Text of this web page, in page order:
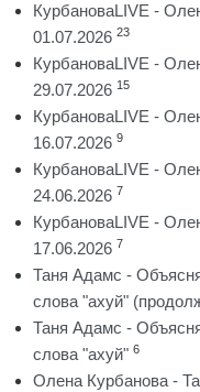
КурбановаLIVE -
01.07.2026 23
КурбановаLIVE -
29.07.2026 15
КурбановаLIVE -
16.07.2026 9
КурбановаLIVE -
24.06.2026 7
КурбановаLIVE -
17.06.2026 7
Таня Адамс -
слова "ахуй"
Таня Адамс -
слова "ахуй" 6
Олена Курбанова -